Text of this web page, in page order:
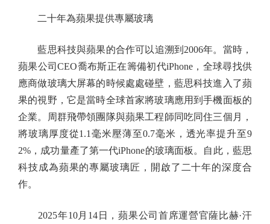
二十年為蘋果提供專屬玻璃
藍思科技與蘋果的合作可以追溯到2006年。當時，
蘋果公司CEO喬布斯正在籌備初代iPhone，全球尋找供
應商做玻璃大屏幕的時候處處碰壁，藍思科技進入了蘋
果的視野，它是當時全球首家將玻璃應用到手機面板的
企業。周群飛帶領團隊與蘋果工程師同吃同住三個月，
將玻璃厚度從1.1毫米壓薄至0.7毫米，透光率提升至9
2%，成功量產了第一代iPhone的玻璃面板。自此，藍思
科技成為蘋果的專屬玻璃匠，開啟了二十年的深度合
作。
2025年10月14日，蘋果公司首席運營官薩比赫·汗